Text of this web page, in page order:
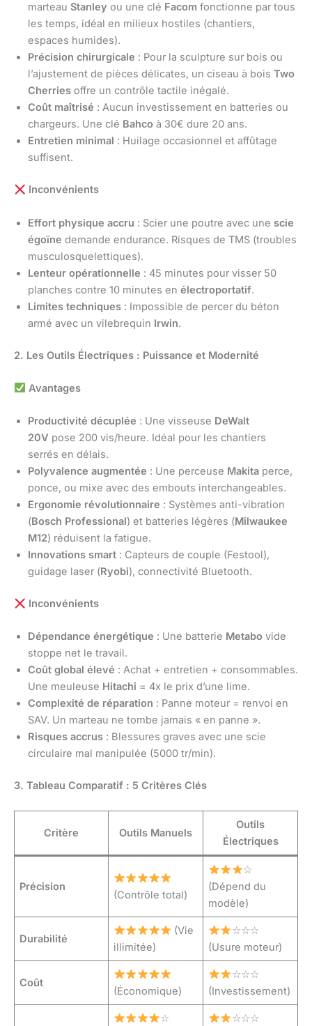
marteau Stanley ou une clé Facom fonctionne par tous
les temps, idéal en milieux hostiles (chantiers,
espaces humides).
Précision chirurgicale : Pour la sculpture sur bois ou
l’ajustement de pièces délicates, un ciseau à bois Two
Cherries offre un contrôle tactile inégalé.
Coût maîtrisé : Aucun investissement en batteries ou
chargeurs. Une clé Bahco à 30€ dure 20 ans.
Entretien minimal : Huilage occasionnel et affûtage
suffisent.
Inconvénients
Effort physique accru : Scier une poutre avec une scie
égoïne demande endurance. Risques de TMS (troubles
musculosquelettiques).
Lenteur opérationnelle : 45 minutes pour visser 50
planches contre 10 minutes en électroportatif.
Limites techniques : Impossible de percer du béton
armé avec un vilebrequin Irwin.
2. Les Outils Électriques : Puissance et Modernité
Avantages
Productivité décuplée : Une visseuse DeWalt
20V pose 200 vis/heure. Idéal pour les chantiers
serrés en délais.
Polyvalence augmentée : Une perceuse Makita perce,
ponce, ou mixe avec des embouts interchangeables.
Ergonomie révolutionnaire : Systèmes anti-vibration
(Bosch Professional) et batteries légères (Milwaukee
M12) réduisent la fatigue.
Innovations smart : Capteurs de couple (Festool),
guidage laser (Ryobi), connectivité Bluetooth.
Inconvénients
Dépendance énergétique : Une batterie Metabo vide
stoppe net le travail.
Coût global élevé : Achat + entretien + consommables.
Une meuleuse Hitachi = 4x le prix d’une lime.
Complexité de réparation : Panne moteur = renvoi en
SAV. Un marteau ne tombe jamais « en panne ».
Risques accrus : Blessures graves avec une scie
circulaire mal manipulée (5000 tr/min).
3. Tableau Comparatif : 5 Critères Clés
Critère Outils Manuels
Outils
Électriques
Précision
(Contrôle total)
☆
(Dépend du
modèle)
Durabilité
(Vie
illimitée)
☆☆☆
(Usure moteur)
Coût
(Économique)
☆☆☆
(Investissement)
☆ ☆☆☆